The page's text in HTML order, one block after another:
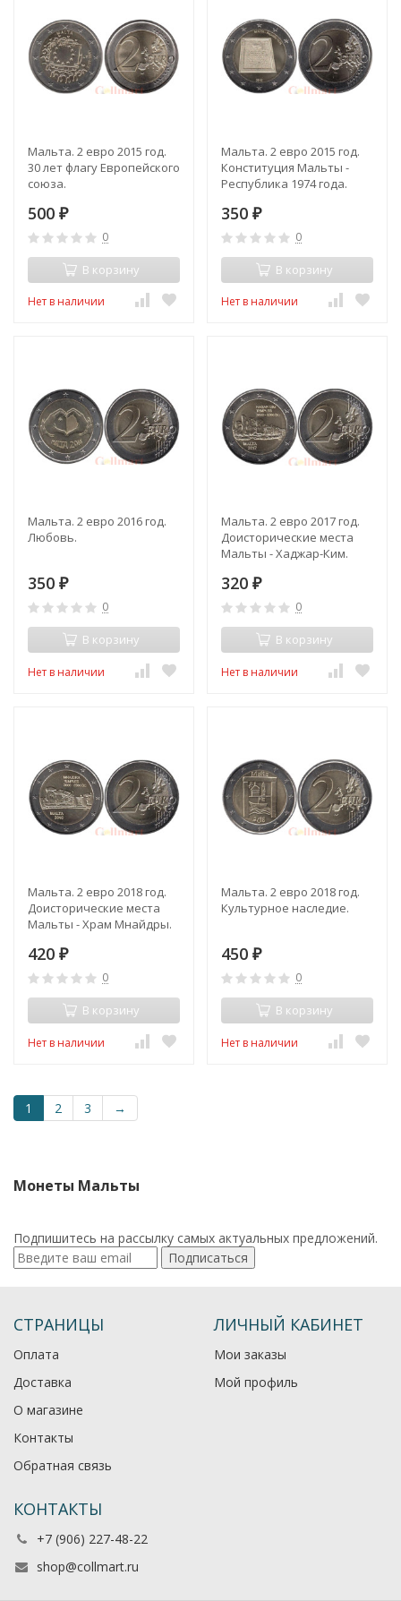
Мальта. 2 евро 2015 год.
30 лет флагу Европейского
союза.
500 ₽
0
В корзину
Нет в наличии
Мальта. 2 евро 2015 год.
Конституция Мальты -
Республика 1974 года.
350 ₽
0
В корзину
Нет в наличии
Мальта. 2 евро 2016 год.
Любовь.
350 ₽
0
В корзину
Нет в наличии
Мальта. 2 евро 2017 год.
Доисторические места
Мальты - Хаджар-Ким.
320 ₽
0
В корзину
Нет в наличии
Мальта. 2 евро 2018 год.
Доисторические места
Мальты - Храм Мнайдры.
420 ₽
0
В корзину
Нет в наличии
Мальта. 2 евро 2018 год.
Культурное наследие.
450 ₽
0
В корзину
Нет в наличии
1 2 3 →
Монеты Мальты
Подпишитесь на рассылку самых актуальных предложений.
Подписаться
СТРАНИЦЫ
Оплата
Доставка
О магазине
Контакты
Обратная связь
ЛИЧНЫЙ КАБИНЕТ
Мои заказы
Мой профиль
КОНТАКТЫ
+7 (906) 227-48-22
shop@collmart.ru